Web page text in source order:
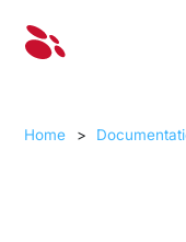
Home >